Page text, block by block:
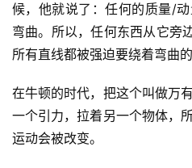
候，他就说了：任何的质量/
弯曲。所以，任何东西从它旁
所有直线都被强迫要绕着弯曲的
在牛顿的时代，把这个叫做万
一个引力，拉着另一个物体，
运动会被改变。